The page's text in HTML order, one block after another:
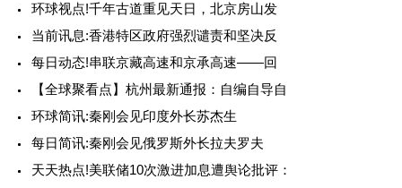
环球视点!千年古道重见天日，北京房山发
当前讯息:香港特区政府强烈谴责和坚决反
每日动态!串联京藏高速和京承高速——回
【全球聚看点】杭州最新通报：自编自导自
环球简讯:秦刚会见印度外长苏杰生
每日简讯:秦刚会见俄罗斯外长拉夫罗夫
天天热点!美联储10次激进加息遭舆论批评：